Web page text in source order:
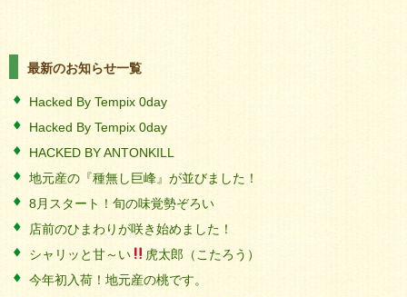
最新のお知らせ一覧
Hacked By Tempix 0day
Hacked By Tempix 0day
HACKED BY ANTONKILL
地元産の『種無し巨峰』が並びました！
8月スタート！旬の味覚勢ぞろい
店前のひまわりが咲き始めました！
シャリッと甘～い
虎太郎（こたろう）
今年初入荷！地元産の桃です。